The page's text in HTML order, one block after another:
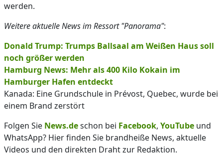
werden.
Weitere aktuelle News im Ressort "Panorama":
Donald Trump: Trumps Ballsaal am Weißen Haus soll
noch größer werden
Hamburg News: Mehr als 400 Kilo Kokain im
Hamburger Hafen entdeckt
Kanada: Eine Grundschule in Prévost, Quebec, wurde bei
einem Brand zerstört
Folgen Sie News.deschon bei Facebook, YouTube und
WhatsApp? Hier finden Sie brandheiße News, aktuelle
Videos und den direkten Draht zur Redaktion.